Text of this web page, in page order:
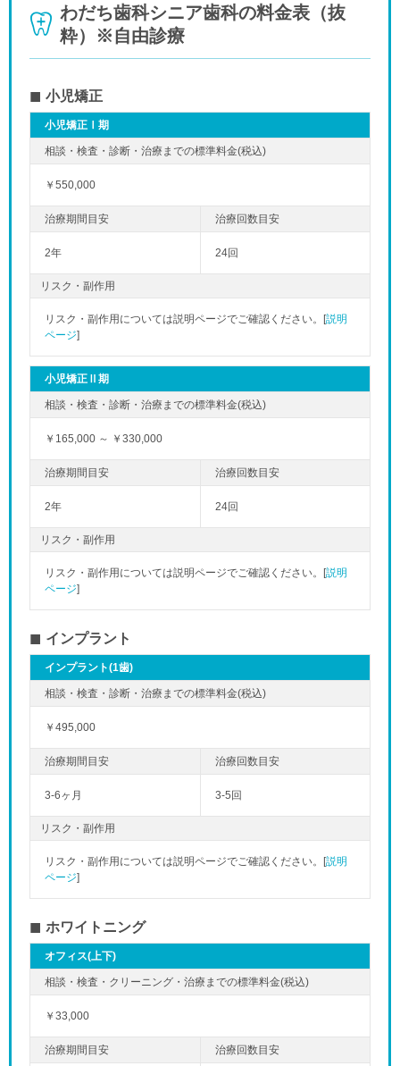
わだち歯科シニア歯科の料金表（抜
粋）※自由診療
小児矯正
小児矯正Ⅰ期
￥550,000
2年 24回
リスク・副作用
リスク・副作用については説明ページでご確認ください。[説明
ページ]
小児矯正Ⅱ期
￥165,000 ～ ￥330,000
2年 24回
リスク・副作用
リスク・副作用については説明ページでご確認ください。[説明
ページ]
インプラント
インプラント(1歯)
￥495,000
3-6ヶ月 3-5回
リスク・副作用
リスク・副作用については説明ページでご確認ください。[説明
ページ]
ホワイトニング
オフィス(上下)
￥33,000
「夜」の